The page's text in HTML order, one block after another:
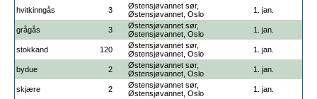
hvitkinngås
3
Østensjøvannet sør,
Østensjøvannet, Oslo
1. jan.
grågås 3
Østensjøvannet sør,
Østensjøvannet, Oslo
1. jan.
stokkand 120
Østensjøvannet sør,
Østensjøvannet, Oslo
1. jan.
bydue 2
Østensjøvannet sør,
Østensjøvannet, Oslo
1. jan.
skjære 2
Østensjøvannet sør,
Østensjøvannet, Oslo
1. jan.